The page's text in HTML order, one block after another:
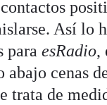
Así lo
paraesRadio,
cenas
trata de